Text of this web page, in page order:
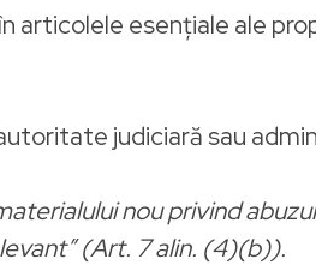
esențiale ale
judiciară sau
nou privind
(Art. 7 alin. (4)(b)).